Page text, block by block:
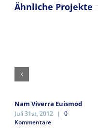
Ähnliche Projekte
Nam Viverra Euismod
Juli 31st, 2012 |
0
Kommentare